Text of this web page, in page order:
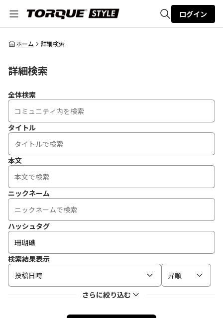
全体検索
ログイン
ホーム 詳細検索
詳細検索
全体検索
タイトル
本文
ニックネーム
ハッシュタグ
検索結果表示
投稿日時
昇順
さらに絞り込む